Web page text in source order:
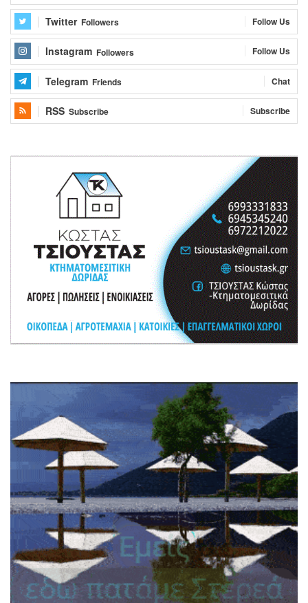
Twitter Followers Follow Us
Instagram Followers Follow Us
Telegram Friends Chat
RSS Subscribe Subscribe